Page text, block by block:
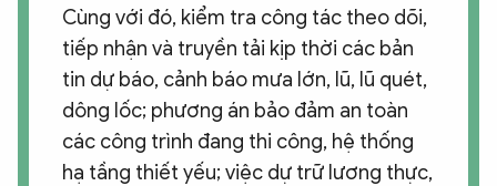
Cùng với đó, kiểm tra công tác theo dõi,
tiếp nhận và truyền tải kịp thời các bản
tin dự báo, cảnh báo mưa lớn, lũ, lũ quét,
dông lốc; phương án bảo đảm an toàn
các công trình đang thi công, hệ thống
hạ tầng thiết yếu; việc dự trữ lương thực,